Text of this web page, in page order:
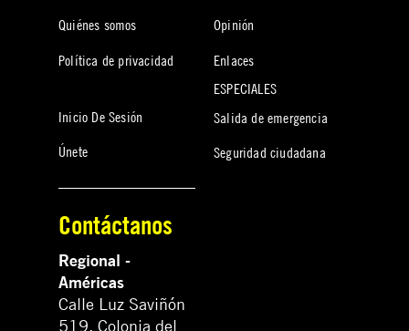
Quiénes somos
Política de privacidad
Inicio De Sesión
Únete
Opinión
Enlaces
ESPECIALES
Salida de emergencia
Seguridad ciudadana
Contáctanos
Regional -
Américas
Calle Luz Saviñón
519, Colonia del